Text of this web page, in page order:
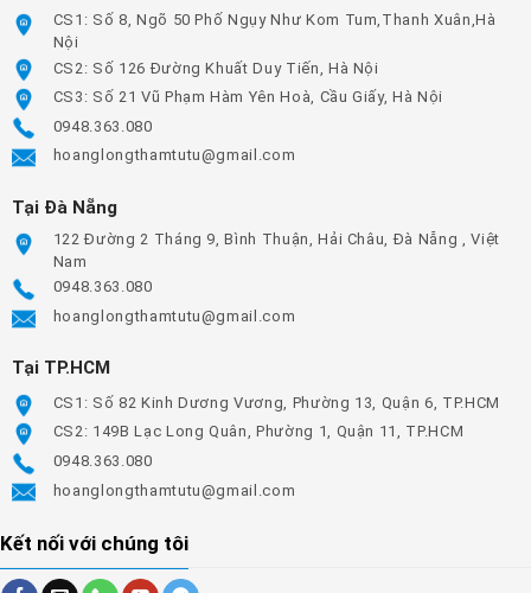
CS1: Số 8, Ngõ 50 Phố Ngụy Như Kom Tum,Thanh Xuân,Hà
Nội
CS2: Số 126 Đường Khuất Duy Tiến, Hà Nội
CS3: Số 21 Vũ Phạm Hàm Yên Hoà, Cầu Giấy, Hà Nội
0948.363.080
hoanglongthamtutu@gmail.com
Tại Đà Nẵng
122 Đường 2 Tháng 9, Bình Thuận, Hải Châu, Đà Nẵng , Việt
Nam
0948.363.080
hoanglongthamtutu@gmail.com
Tại TP.HCM
CS1: Số 82 Kinh Dương Vương, Phường 13, Quận 6, TP.HCM
CS2: 149B Lạc Long Quân, Phường 1, Quận 11, TP.HCM
0948.363.080
hoanglongthamtutu@gmail.com
Kết nối với chúng tôi